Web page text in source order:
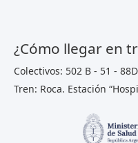
¿Cómo llegar en
Colectivos: 502 B - 51 - 88D
Tren: Roca. Estación